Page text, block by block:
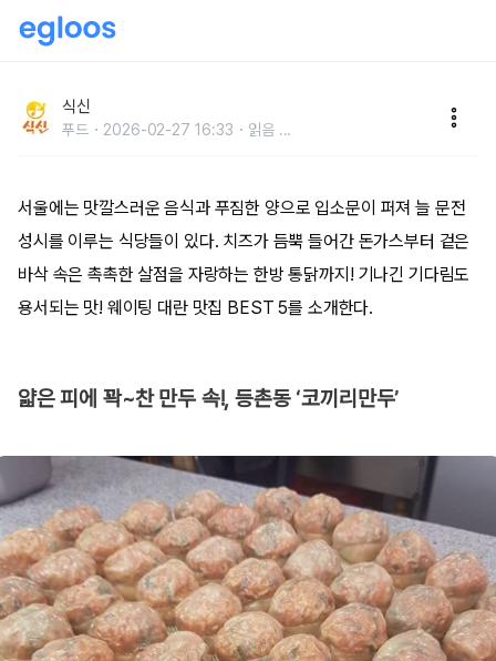
식신
푸드 2026-02-27 16:33 읽음 ...
서울에는 맛깔스러운 음식과 푸짐한 양으로 입소문이 퍼져 늘 문전
성시를 이루는 식당들이 있다. 치즈가 듬뿍 들어간 돈가스부터 겉은
바삭 속은 촉촉한 살점을 자랑하는 한방 통닭까지! 기나긴 기다림도
용서되는 맛! 웨이팅 대란 맛집 BEST 5를 소개한다.
얇은 피에 꽉~찬 만두 속!, 등촌동 ‘코끼리만두’